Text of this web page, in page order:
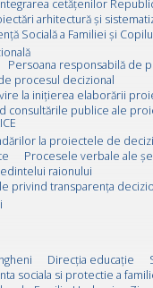
cetățenilor
arhitectură și
Socială a Familiei și
Persoana responsabilă de
procesul decizional
la inițierea elaborării
consultările publice ale
la proiectele de
Procesele verbale ale
raionului
privind transparența
Direcția educație
sociala si protectie a